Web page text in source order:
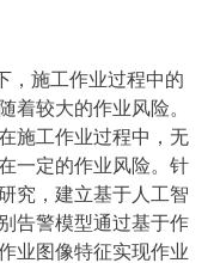
，施工作业过程中的
着较大的作业风险。
施工作业过程中，无
一定的作业风险。针
究，建立基于人工智
告警模型通过基于作
业图像特征实现作业